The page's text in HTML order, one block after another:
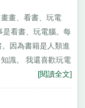
畫、看書、玩電
看書、玩電腦。每
因為書籍是人類進
識。 我還喜歡玩電
[閱讀全文]